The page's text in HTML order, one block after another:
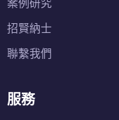
案例研究
招賢納士
聯繫我們
服務